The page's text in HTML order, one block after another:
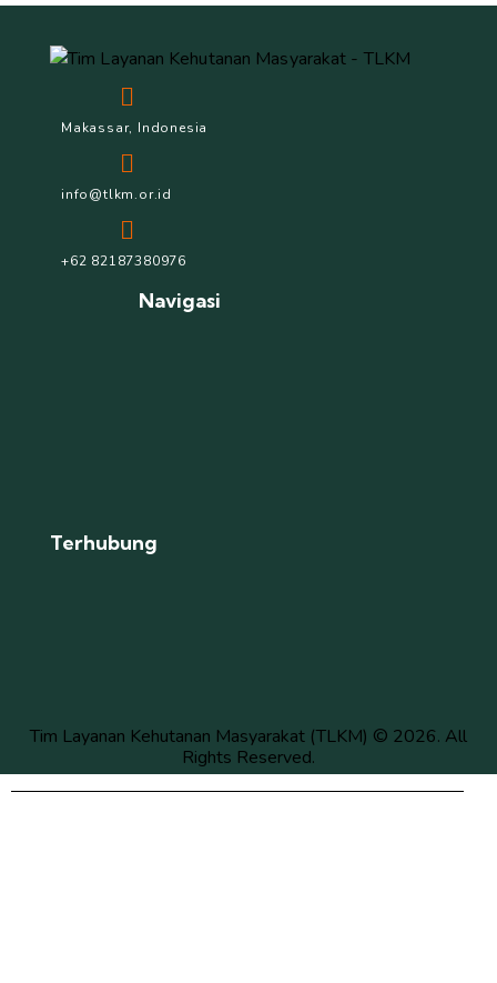
Makassar, Indonesia
info@tlkm.or.id
+62 82187380976
Navigasi
Terhubung
Tim Layanan Kehutanan Masyarakat (TLKM) © 2026. All
Rights Reserved.